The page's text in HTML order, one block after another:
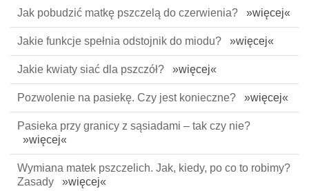
Jak pobudzić matkę pszczelą do czerwienia? »więcej«
Jakie funkcje spełnia odstojnik do miodu? »więcej«
Jakie kwiaty siać dla pszczół? »więcej«
Pozwolenie na pasiekę. Czy jest konieczne? »więcej«
Pasieka przy granicy z sąsiadami – tak czy nie?
»więcej«
Wymiana matek pszczelich. Jak, kiedy, po co to robimy?
Zasady »więcej«